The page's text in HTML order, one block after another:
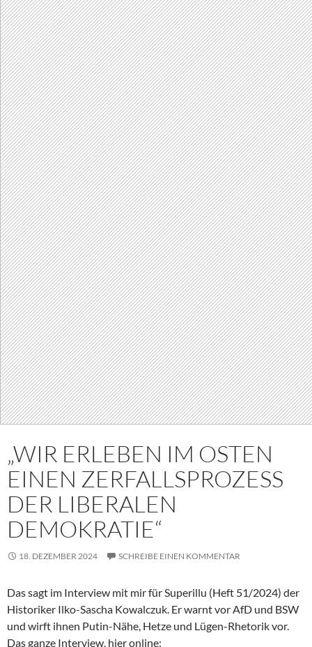
„WIR ERLEBEN IM OSTEN
EINEN ZERFALLSPROZESS
DER LIBERALEN
DEMOKRATIE“
18. DEZEMBER 2024 SCHREIBE EINEN KOMMENTAR
Das sagt im Interview mit mir für Superillu (Heft 51/2024) der
Historiker Ilko-Sascha Kowalczuk. Er warnt vor AfD und BSW
und wirft ihnen Putin-Nähe, Hetze und Lügen-Rhetorik vor.
Das ganze Interview, hier online: